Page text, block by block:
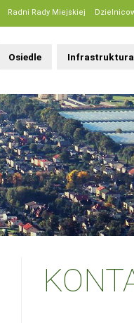
Radni Rady Miejskiej
Osiedle Infrastruktura